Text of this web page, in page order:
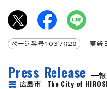
ページ番号 1037928 更新
Press Release
広島市 The City of